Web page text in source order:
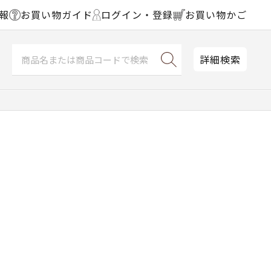
お買い物ガイド ログイン・登録 お買い物かご
詳細検索